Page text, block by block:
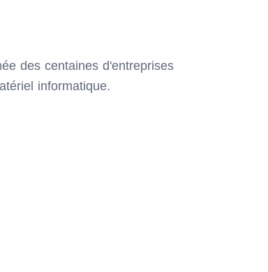
des centaines d'entreprises
informatique.